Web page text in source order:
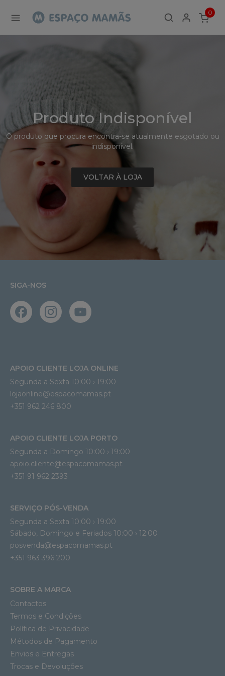
Detalhe
de
Produto
-
Produto
0
ITEMS
Produto Indisponível
O produto que procura encontra-se atualmente esgotado ou
indisponível.
VOLTAR À LOJA
SIGA-NOS
APOIO CLIENTE LOJA ONLINE
Segunda a Sexta 10:00 › 19:00
lojaonline@espacomamas.pt
+351 962 246 800
APOIO CLIENTE LOJA PORTO
Segunda a Domingo 10:00 › 19:00
apoio.cliente@espacomamas.pt
+351 91 962 2393
SERVIÇO PÓS-VENDA
Segunda a Sexta 10:00 › 19:00
Sábado, Domingo e Feriados 10:00 › 12:00
posvenda@espacomamas.pt
+351 963 396 200
SOBRE A MARCA
Contactos
Termos e Condições
Política de Privacidade
Métodos de Pagamento
Envios e Entregas
Trocas e Devoluções